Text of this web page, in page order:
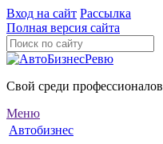
Вход на сайт Рассылка
Полная версия сайта
Свой среди профессионалов
Меню
Автобизнес